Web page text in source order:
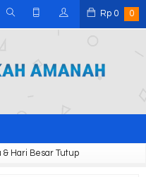
Rp 0 0
& Hari Besar Tutup